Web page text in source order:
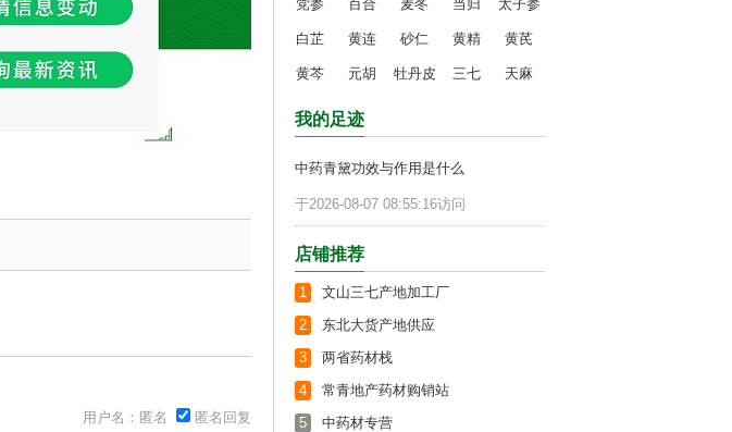
用户名：匿名 匿名回复
党参 百合 麦冬 当归 太子参
白芷 黄连 砂仁 黄精 黄芪
黄芩 元胡 牡丹皮 三七 天麻
我的足迹
中药青黛功效与作用是什么
于2026-08-07 08:55:16访问
店铺推荐
1
文山三七产地加工厂
2
东北大货产地供应
3
两省药材栈
4
常青地产药材购销站
5
中药材专营